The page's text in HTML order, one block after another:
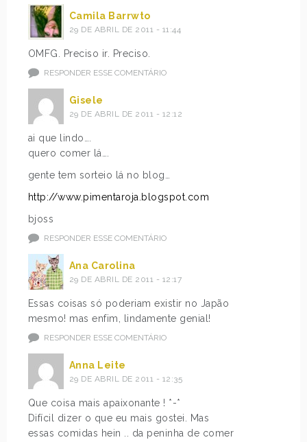
Camila Barrwto
29 DE ABRIL DE 2011 - 11:44
OMFG. Preciso ir. Preciso.
RESPONDER ESSE COMENTÁRIO
Gisele
29 DE ABRIL DE 2011 - 12:12
ai que lindo….
quero comer lá….
gente tem sorteio lá no blog…
http://www.pimentaroja.blogspot.com
bjoss
RESPONDER ESSE COMENTÁRIO
Ana Carolina
29 DE ABRIL DE 2011 - 12:17
Essas coisas só poderiam existir no Japão
mesmo! mas enfim, lindamente genial!
RESPONDER ESSE COMENTÁRIO
Anna Leite
29 DE ABRIL DE 2011 - 12:35
Que coisa mais apaixonante ! *-*
Difícil dizer o que eu mais gostei. Mas
essas comidas hein .. da peninha de comer